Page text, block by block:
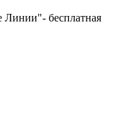
бесплатная